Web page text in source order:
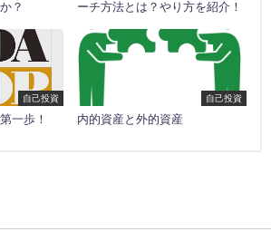
？
ーチ方法とは？やり方を紹介！
自己投資
一歩！
自己投資
内的資産と外的資産